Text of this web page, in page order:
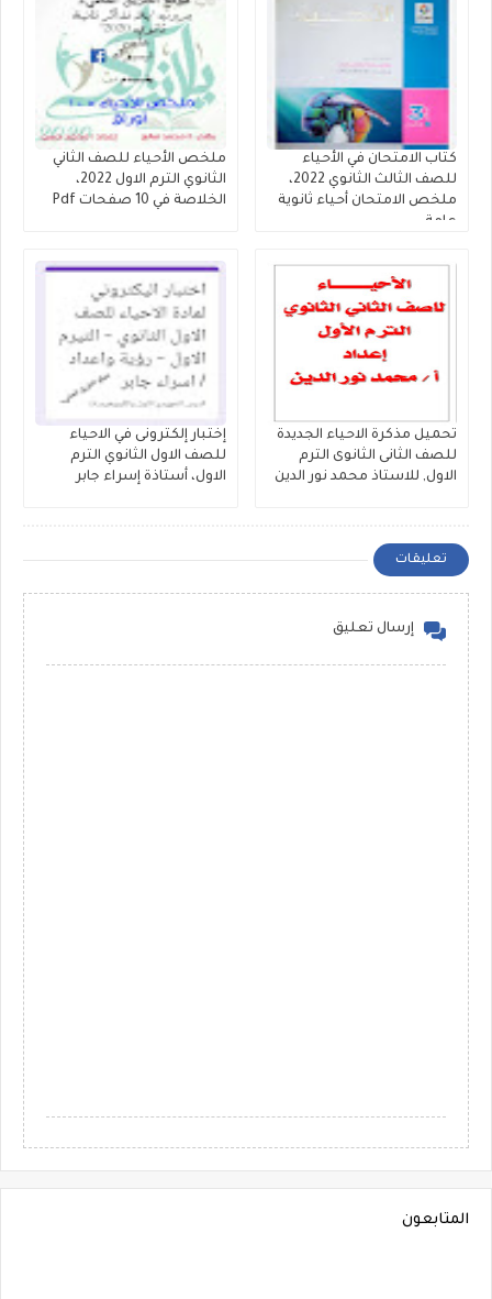
كتاب الامتحان في الأحياء
للصف الثالث الثانوي 2022،
ملخص الامتحان أحياء ثانوية
عامة
ملخص الأحياء للصف الثاني
الثانوي الترم الاول 2022،
الخلاصة في 10 صفحات Pdf
تحميل مذكرة الاحياء الجديدة
للصف الثانى الثانوى الترم
الاول, للاستاذ محمد نور الدين
إختبار إلكترونى في الاحياء
للصف الاول الثانوي الترم
الاول، أستاذة إسراء جابر
تعليقات
إرسال تعليق
المتابعون